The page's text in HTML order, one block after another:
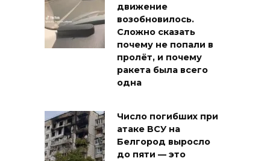
движение
возобновилось.
Сложно сказать
почему не попали в
пролёт, и почему
ракета была всего
одна
Число погибших при
атаке ВСУ на
Белгород выросло
до пяти — это